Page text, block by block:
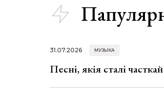
31.07.2026 МУЗЫКА
Песні, якія сталі